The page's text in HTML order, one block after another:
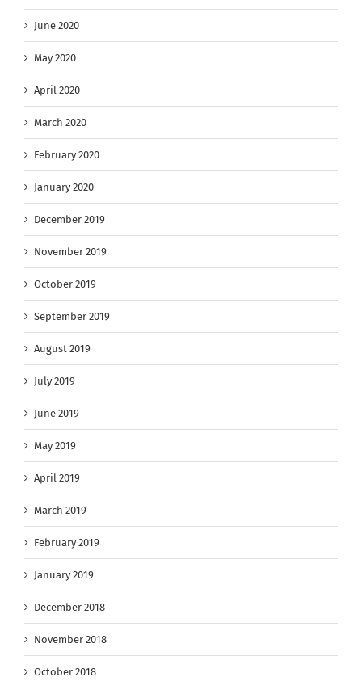
June 2020
May 2020
April 2020
March 2020
February 2020
January 2020
December 2019
November 2019
October 2019
September 2019
August 2019
July 2019
June 2019
May 2019
April 2019
March 2019
February 2019
January 2019
December 2018
November 2018
October 2018